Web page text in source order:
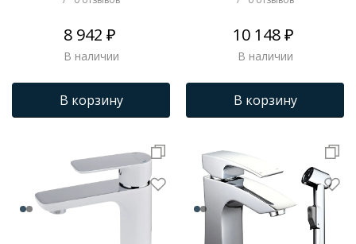
8 942 ₽
В наличии
В корзину
10 148 ₽
В наличии
В корзину